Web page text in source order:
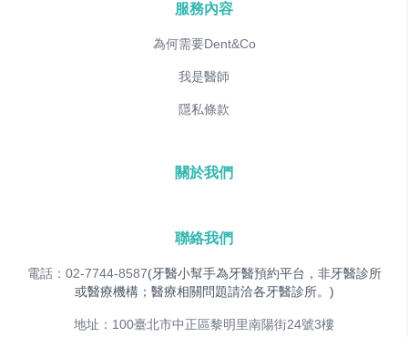
服務內容
為何需要Dent&Co
我是醫師
隱私條款
關於我們
聯絡我們
電話：02-7744-8587(牙醫小幫手為牙醫預約平台，非牙醫診所
或醫療機構；醫療相關問題請洽各牙醫診所。)
地址：100臺北市中正區黎明里南陽街24號3樓